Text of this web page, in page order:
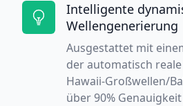
Intelligente
Wellengenerierung
Ausgestattet mit
der automatisch
Hawaii-Großwellen/
über 90%